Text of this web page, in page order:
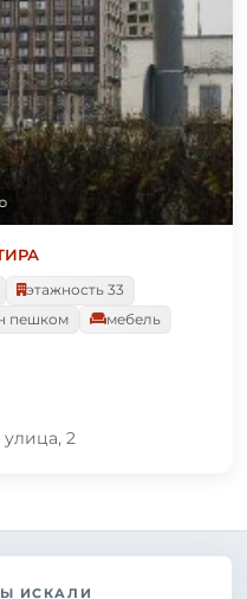
этажность 33
пешком
мебель
2
ИСКАЛИ